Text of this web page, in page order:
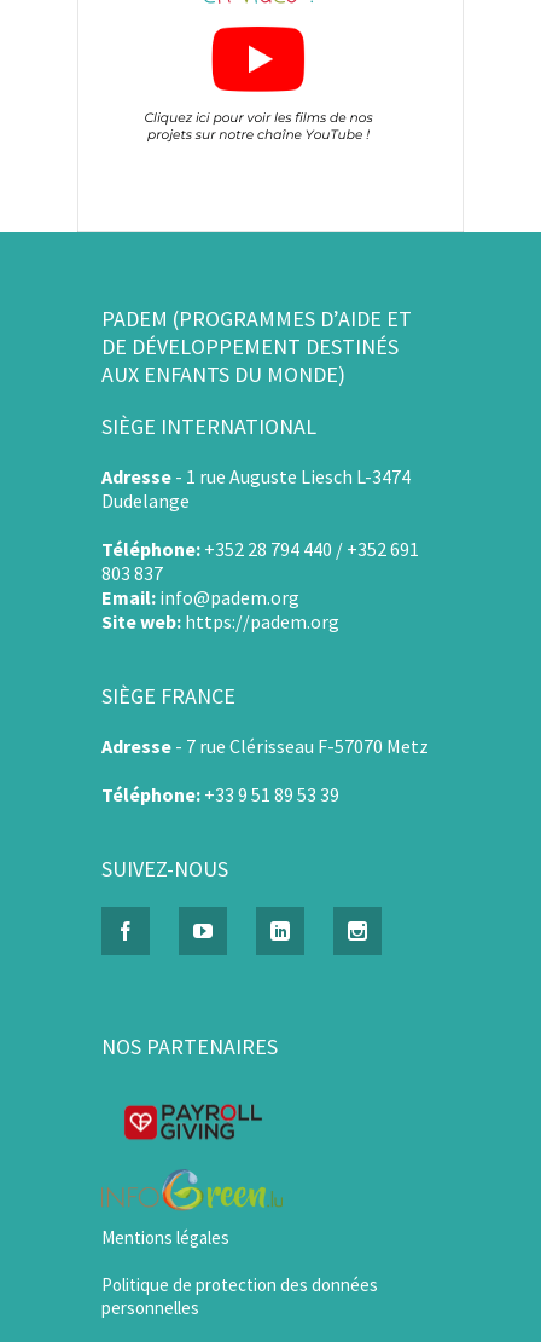
PADEM (PROGRAMMES D’AIDE ET
DE DÉVELOPPEMENT DESTINÉS
AUX ENFANTS DU MONDE)
SIÈGE INTERNATIONAL
Adresse - 1 rue Auguste Liesch L-3474
Dudelange
Téléphone: +352 28 794 440 / +352 691
803 837
Email: info@padem.org
Site web: https://padem.org
SIÈGE FRANCE
Adresse - 7 rue Clérisseau F-57070 Metz
Téléphone: +33 9 51 89 53 39
SUIVEZ-NOUS
NOS PARTENAIRES
Mentions légales
Politique de protection des données
personnelles